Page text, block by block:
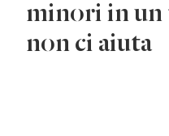
minori in un
non ci aiuta